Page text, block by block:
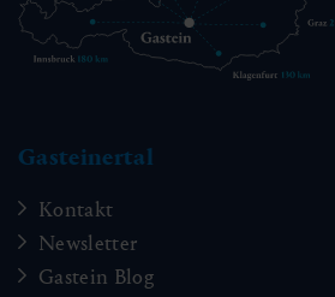
Gasteinertal
Kontakt
Newsletter
Gastein Blog